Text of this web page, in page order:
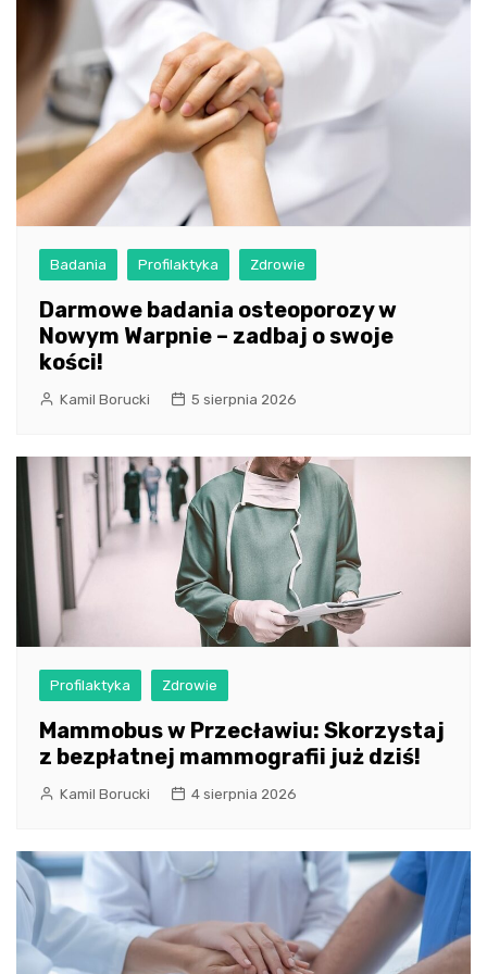
Badania Profilaktyka Zdrowie
Darmowe badania osteoporozy w
Nowym Warpnie – zadbaj o swoje
kości!
Kamil Borucki 5 sierpnia 2026
Profilaktyka Zdrowie
Mammobus w Przecławiu: Skorzystaj
z bezpłatnej mammografii już dziś!
Kamil Borucki 4 sierpnia 2026